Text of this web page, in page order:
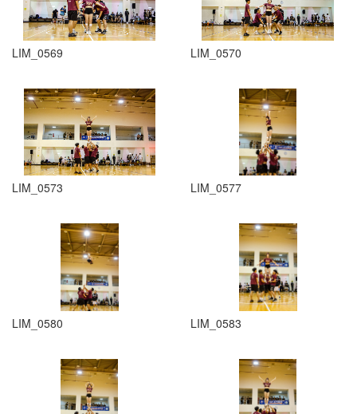
LIM_0569 LIM_0570
LIM_0573 LIM_0577
LIM_0580 LIM_0583